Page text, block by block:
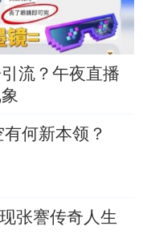
流？午夜直播
有何新本领？
张謇传奇人生